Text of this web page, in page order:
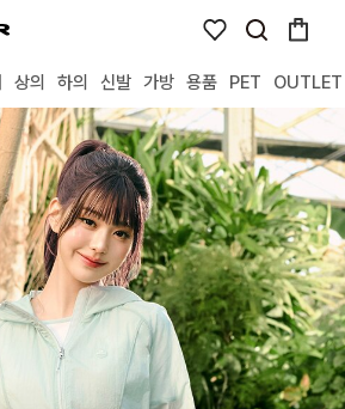
상의 하의 신발 가방 용품 PET OUTLET